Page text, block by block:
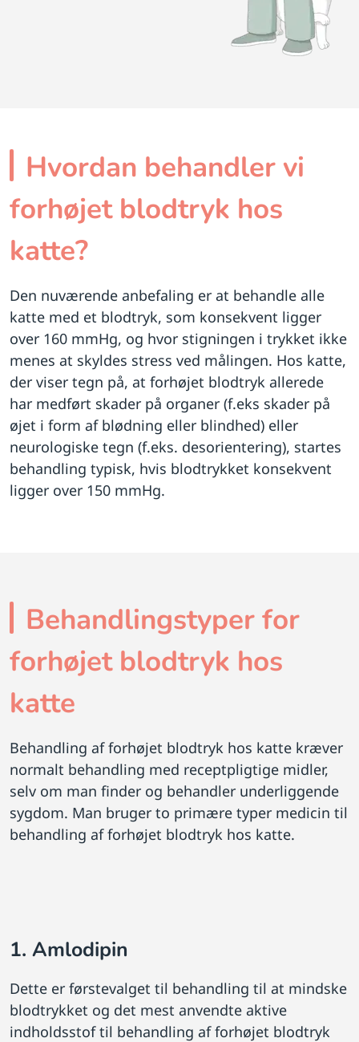
Hvordan behandler vi
forhøjet blodtryk hos
katte?
Den nuværende anbefaling er at behandle alle
katte med et blodtryk, som konsekvent ligger
over 160 mmHg, og hvor stigningen i trykket ikke
menes at skyldes stress ved målingen. Hos katte,
der viser tegn på, at forhøjet blodtryk allerede
har medført skader på organer (f.eks skader på
øjet i form af blødning eller blindhed) eller
neurologiske tegn (f.eks. desorientering), startes
behandling typisk, hvis blodtrykket konsekvent
ligger over 150 mmHg.
Behandlingstyper for
forhøjet blodtryk hos
katte
Behandling af forhøjet blodtryk hos katte kræver
normalt behandling med receptpligtige midler,
selv om man finder og behandler underliggende
sygdom. Man bruger to primære typer medicin til
behandling af forhøjet blodtryk hos katte.
1. Amlodipin
Dette er førstevalget til behandling til at mindske
blodtrykket og det mest anvendte aktive
indholdsstof til behandling af forhøjet blodtryk